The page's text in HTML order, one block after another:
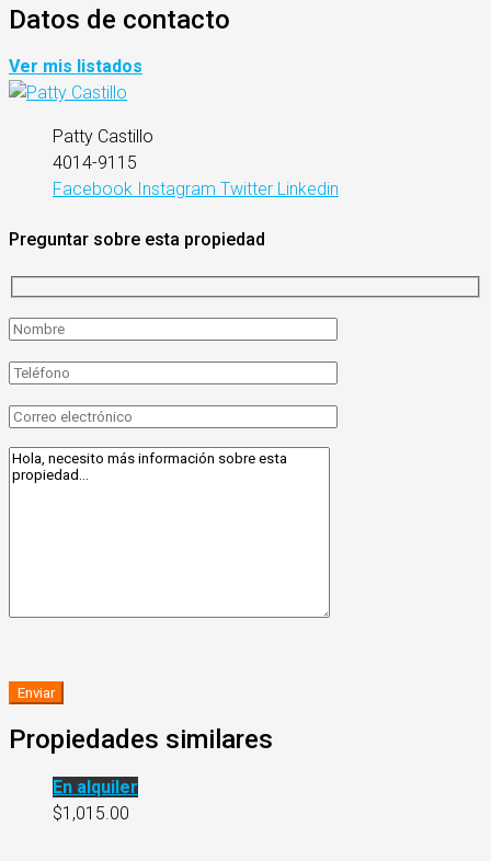
Datos de contacto
Ver mis listados
Patty Castillo
4014-9115
Facebook Instagram Twitter Linkedin
Preguntar sobre esta propiedad
Propiedades similares
En alquiler
$1,015.00